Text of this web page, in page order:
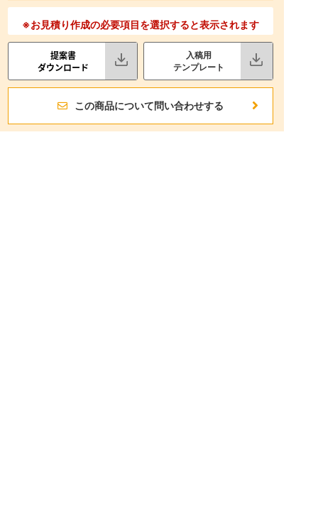
※お見積り作成の必要項目を選択すると表示されます
提案書
ダウンロード
入稿用
テンプレート
この商品について問い合わせする